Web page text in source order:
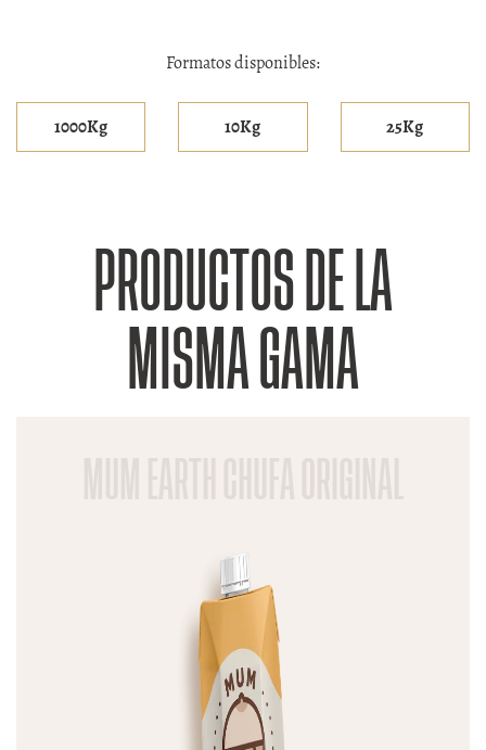
Formatos disponibles:
1000Kg 10Kg 25Kg
PRODUCTOS DE LA
MISMA GAMA